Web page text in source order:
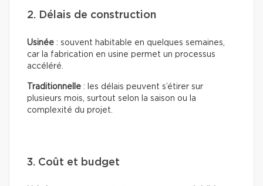
2. Délais de construction
Usinée : souvent habitable en quelques semaines,
car la fabrication en usine permet un processus
accéléré.
Traditionnelle : les délais peuvent s’étirer sur
plusieurs mois, surtout selon la saison ou la
complexité du projet.
3. Coût et budget